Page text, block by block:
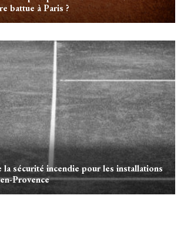
battue à Paris ?
la sécurité incendie pour les installations
Provence